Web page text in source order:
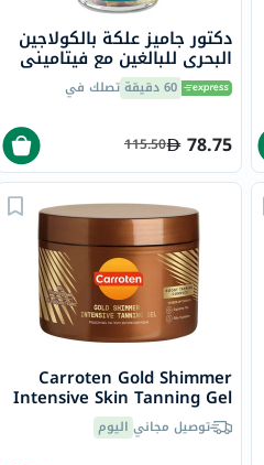
دكتور جاميز علكة بالكولاجين
البحري للبالغين مع فيتاميني
ج وهـ، حزمة من 60
60 دقيقة تصلك في
78.75
115.50
Carroten Gold Shimmer
Intensive Skin Tanning Gel
150mlتوصيل مجاني اليوم